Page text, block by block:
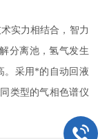
实力相结合，智力
分离池，氢气发生
。采用*的自动回液
类型的气相色谱仪